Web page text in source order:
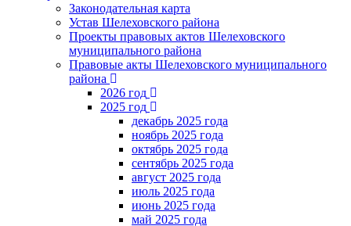
Законодательная карта
Устав Шелеховского района
Проекты правовых актов Шелеховского
муниципального района
Правовые акты Шелеховского муниципального
района
2026 год
2025 год
декабрь 2025 года
ноябрь 2025 года
октябрь 2025 года
сентябрь 2025 года
август 2025 года
июль 2025 года
июнь 2025 года
май 2025 года